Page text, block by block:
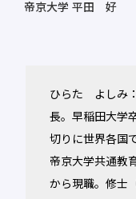
帝京大学 平田 好
ひらた よしみ
長。早稲田大学
切りに世界各国
帝京大学共通教
から現職。修士